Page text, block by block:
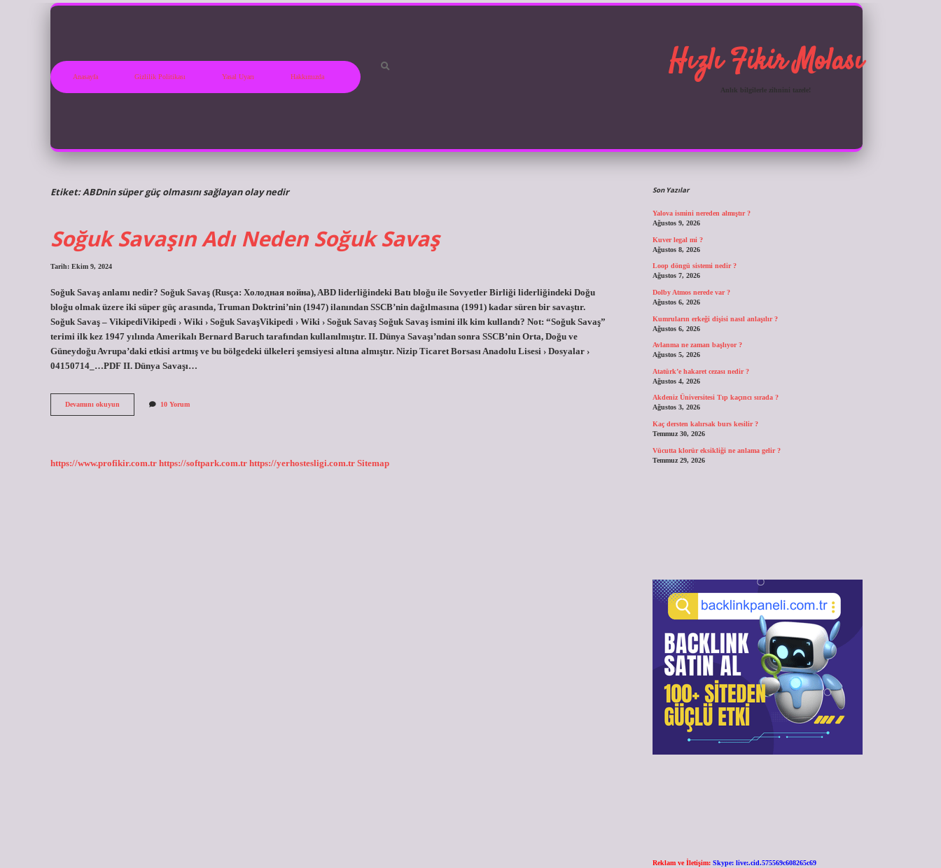
Anasayfa Gizlilik Politikası Yasal Uyarı Hakkımızda Hızlı Fikir Molası
Anlık bilgilerle zihnini tazele!
Etiket:ABDnin süper güç olmasını sağlayan olay nedir
Soğuk Savaşın Adı Neden Soğuk Savaş
Tarih: Ekim 9, 2024
Soğuk Savaş anlamı nedir? Soğuk Savaş (Rusça: Холодная война), ABD liderliğindeki Batı bloğu ile Sovyetler Birliği liderliğindeki Doğu
bloğu olmak üzere iki süper güç arasında, Truman Doktrini’nin (1947) ilanından SSCB’nin dağılmasına (1991) kadar süren bir savaştır.
Soğuk Savaş – VikipediVikipedi › Wiki › Soğuk SavaşVikipedi › Wiki › Soğuk Savaş Soğuk Savaş ismini ilk kim kullandı? Not: “Soğuk Savaş”
terimi ilk kez 1947 yılında Amerikalı Bernard Baruch tarafından kullanılmıştır. II. Dünya Savaşı’ndan sonra SSCB’nin Orta, Doğu ve
Güneydoğu Avrupa’daki etkisi artmış ve bu bölgedeki ülkeleri şemsiyesi altına almıştır. Nizip Ticaret Borsası Anadolu Lisesi › Dosyalar ›
04150714_…PDF II. Dünya Savaşı…
Devamını okuyun
Savaşın
10 Yorum
https://www.profikir.com.tr https://softpark.com.tr https://yerhostesligi.com.tr Sitemap
Sidebar
Son Yazılar
Yalova ismini nereden almıştır ?
Ağustos 9, 2026
Kuver legal mi ?
Ağustos 8, 2026
Loop döngü sistemi nedir ?
Ağustos 7, 2026
Dolby Atmos nerede var ?
Ağustos 6, 2026
Kumruların erkeği dişisi nasıl anlaşılır ?
Ağustos 6, 2026
Avlanma ne zaman başlıyor ?
Ağustos 5, 2026
Atatürk’e hakaret cezası nedir ?
Ağustos 4, 2026
Akdeniz Üniversitesi Tıp kaçıncı sırada ?
Ağustos 3, 2026
Kaç dersten kalırsak burs kesilir ?
Temmuz 30, 2026
Vücutta klorür eksikliği ne anlama gelir ?
Temmuz 29, 2026
Reklam ve İletişim: Skype: live:.cid.575569c608265c69